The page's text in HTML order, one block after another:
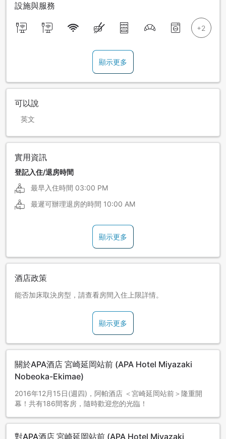
設施與服務
顯示更多
可以說
英文
實用資訊
登記入住/退房時間
最早入住時間 03:00 PM
最遲可辦理退房的時間 10:00 AM
顯示更多
酒店政策
能否加床取決房型，請查看房間入住上限詳情。
顯示更多
關於APA酒店 宮崎延岡站前 (APA Hotel Miyazaki
Nobeoka-Ekimae)
2016年12月15日(週四)，阿帕酒店 ＜宮崎延岡站前＞隆重開
幕！共有186間客房，隨時歡迎您的光臨！
對APA酒店 宮崎延岡站前 (APA Hotel Miyazaki